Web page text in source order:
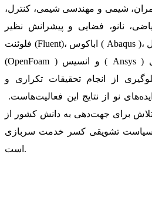
شیمی و مهندسی شیمی، کنترل،
نانو، فضایی و پیشرانش نظیر
فلوئنت (Fluent)، اباکوس ( Abaqus )، کامسول ( Comsol )، اپن فوم
(OpenFoam ) و انسیس ( Ansys ) در قالب بسته‌ و فیلم های
از انجام تحقیقات تکراری و
نو از نتایج این فعالیت‌هاست.
برای جهت‌دهی به دانش کشور از
سیاست تشویقی کسر خدمت سربازی
است.